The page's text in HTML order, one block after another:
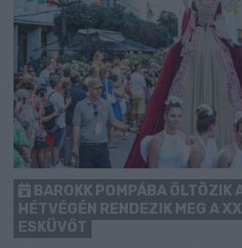
BAROKK POMPÁBA ÖLTÖZIK
HÉTVÉGÉN RENDEZIK MEG A
ESKÜVŐT